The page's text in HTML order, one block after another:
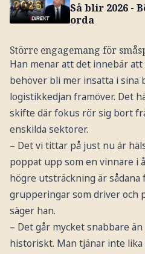
Så blir 2026 -
orda
Större engagemang för
Han menar att det innebär
behöver bli mer insatta i sina
logistikkedjan framöver. Det
skifte där fokus rör sig bort
enskilda sektorer.
– Det vi tittar på just nu är
poppat upp som en vinnare i
högre utsträckning är sådana
grupperingar som driver och
säger han.
– Det går mycket snabbare
historiskt. Man tjänar inte lika